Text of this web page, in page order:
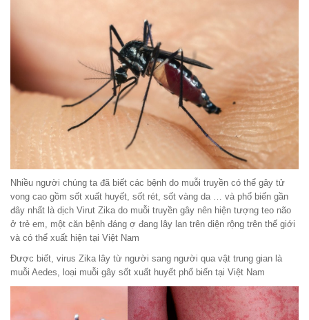
Nhiều người chúng ta đã biết các bệnh do muỗi truyền có thể gây tử
vong cao gồm sốt xuất huyết, sốt rét, sốt vàng da … và phổ biến gần
đây nhất là dịch Virut Zika do muỗi truyền gây nên hiện tượng teo não
ở trẻ em, một căn bệnh đáng ợ đang lây lan trên diện rộng trên thế giới
và có thể xuất hiện tại Việt Nam
Được biết, virus Zika lây từ người sang người qua vật trung gian là
muỗi Aedes, loại muỗi gây sốt xuất huyết phổ biến tại Việt Nam